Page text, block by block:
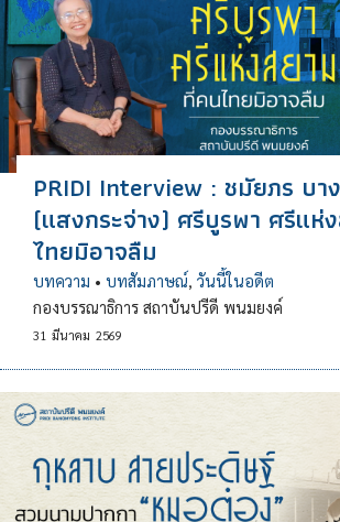
PRIDI Interview : ชมัยภร บา
(แสงกระจ่าง) ศรีบูรพา ศรีแห่
ไทยมิอาจลืม
บทความ • บทสัมภาษณ์, วันนี้ในอดีต
กองบรรณาธิการ สถาบันปรีดี พนมยงค์
31 มีนาคม 2569